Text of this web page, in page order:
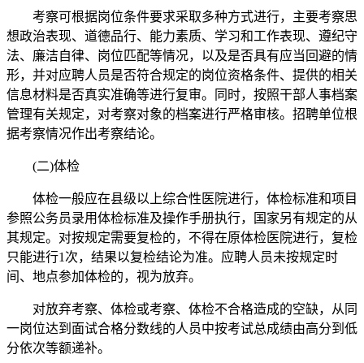
考察可根据岗位条件要求采取多种方式进行，主要考察思
想政治表现、道德品行、能力素质、学习和工作表现、遵纪守
法、廉洁自律、岗位匹配等情况，以及是否具有应当回避的情
形，并对应聘人员是否符合规定的岗位资格条件、提供的相关
信息材料是否真实准确等进行复审。同时，按照干部人事档案
管理有关规定，对考察对象的档案进行严格审核。招聘单位根
据考察情况作出考察结论。
(二)体检
体检一般应在县级以上综合性医院进行，体检标准和项目
参照公务员录用体检标准及操作手册执行，国家另有规定的从
其规定。对按规定需要复检的，不得在原体检医院进行，复检
只能进行1次，结果以复检结论为准。应聘人员未按规定时
间、地点参加体检的，视为放弃。
对放弃考察、体检或考察、体检不合格造成的空缺，从同
一岗位达到面试合格分数线的人员中按考试总成绩由高分到低
分依次等额递补。